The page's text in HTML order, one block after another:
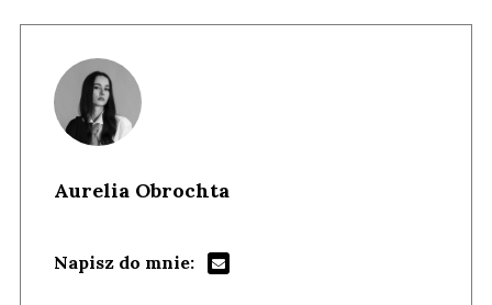
Aurelia Obrochta
Napisz do mnie: